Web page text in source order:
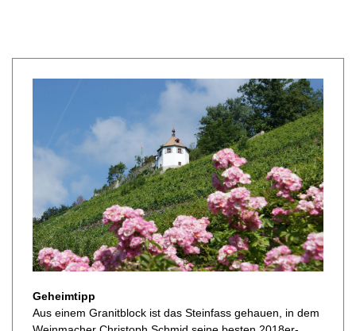
Geheimtipp
Aus einem Granitblock ist das Steinfass gehauen, in dem